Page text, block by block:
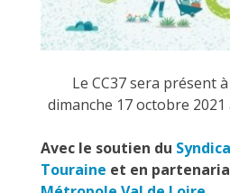
Le CC37 sera présent
dimanche 17 octobre
Avec le soutien du
Touraine et en